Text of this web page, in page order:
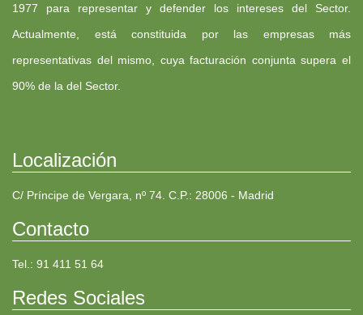
1977 para representar y defender los intereses del Sector.
Actualmente, está constituida por las empresas más
representativas del mismo, cuya facturación conjunta supera el
90% de la del Sector.
Localización
C/ Príncipe de Vergara, nº 74. C.P.: 28006 - Madrid
Contacto
Tel.: 91 411 51 64
Redes Sociales